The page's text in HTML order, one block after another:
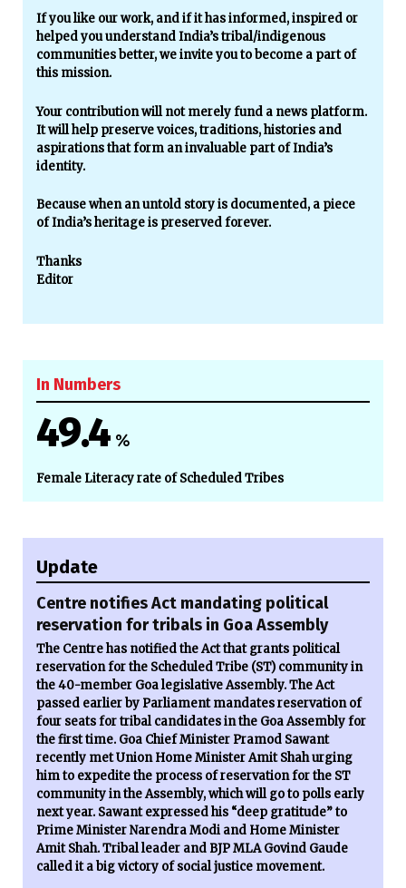
If you like our work, and if it has informed, inspired or
helped you understand India’s tribal/indigenous
communities better, we invite you to become a part of
this mission.
Your contribution will not merely fund a news platform.
It will help preserve voices, traditions, histories and
aspirations that form an invaluable part of India’s
identity.
Because when an untold story is documented, a piece
of India’s heritage is preserved forever.
Thanks
Editor
In Numbers
49.4 %
Female Literacy rate of Scheduled Tribes
Update
Centre notifies Act mandating political
reservation for tribals in Goa Assembly
The Centre has notified the Act that grants political
reservation for the Scheduled Tribe (ST) community in
the 40-member Goa legislative Assembly. The Act
passed earlier by Parliament mandates reservation of
four seats for tribal candidates in the Goa Assembly for
the first time. Goa Chief Minister Pramod Sawant
recently met Union Home Minister Amit Shah urging
him to expedite the process of reservation for the ST
community in the Assembly, which will go to polls early
next year. Sawant expressed his “deep gratitude” to
Prime Minister Narendra Modi and Home Minister
Amit Shah. Tribal leader and BJP MLA Govind Gaude
called it a big victory of social justice movement.